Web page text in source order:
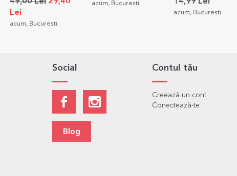
acum, Bucuresti
acum 1 minut, Ialomita
Social
Blog
Contul tău
Creează un cont
Conectează-te